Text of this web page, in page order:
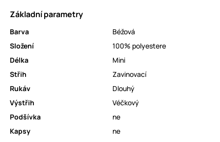
Základní parametry
Barva
Béžová
Složení
100% polyestere
Délka
Mini
Střih
Zavinovací
Rukáv
Dlouhý
Výstřih
Véčkový
Podšívka
ne
Kapsy
ne